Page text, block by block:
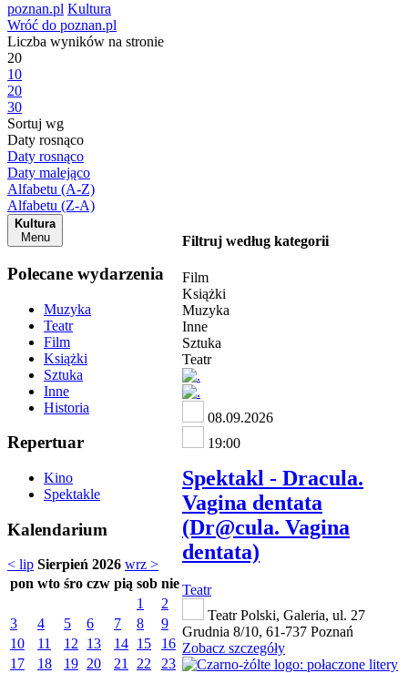
poznan.pl Kultura
Wróć do poznan.pl
Liczba wyników na stronie
20
10
20
30
Sortuj wg
Daty rosnąco
Daty rosnąco
Daty malejąco
Alfabetu (A-Z)
Alfabetu (Z-A)
Kultura
Menu
Polecane wydarzenia
Muzyka
Teatr
Film
Książki
Sztuka
Inne
Historia
Repertuar
Kino
Spektakle
Kalendarium
< lip Sierpień 2026 wrz >
pon wto śro czw pią sob nie
1
2
3
4 5 6 7 8
9
10
11 12 13 14 15
16
17
18 19 20 21 22
23
Filtruj według kategorii
Film
Książki
Muzyka
Inne
Sztuka
Teatr
08.09.2026
19:00
Spektakl - Dracula.
Vagina dentata
(Dr@cula. Vagina
dentata)
Teatr
Teatr Polski, Galeria, ul. 27
Grudnia 8/10, 61-737 Poznań
Zobacz szczegóły